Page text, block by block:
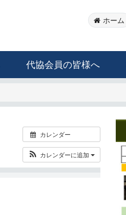
ホーム
代協会員の皆様へ
カレンダー
カレンダーに追加